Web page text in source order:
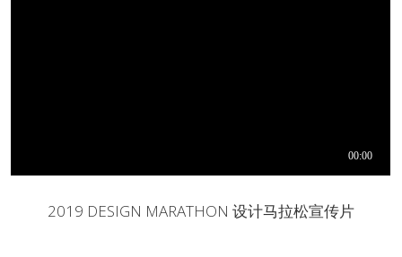
2019 DESIGN MARATHON 设计马拉松宣传片